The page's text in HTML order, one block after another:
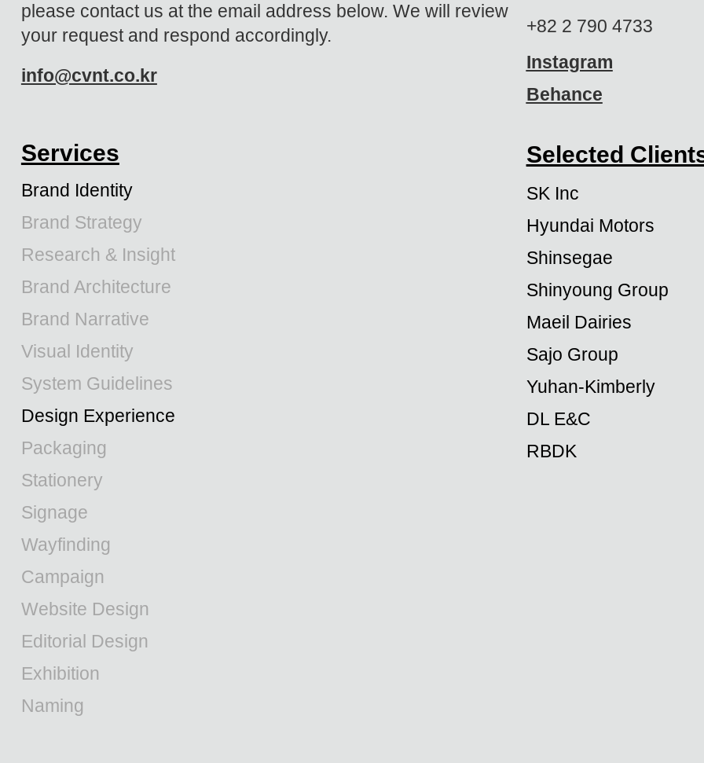
please contact us at the email address below. We will review
your request and respond accordingly.
info@cvnt.co.kr
+82 2 790 4733
Instagram
Behance
Services
Brand Identity
Brand Strategy
Research & Insight
Brand Architecture
Brand Narrative
Visual Identity
System Guidelines
Design Experience
Packaging
Stationery
Signage
Wayfinding
Campaign
Website Design
Editorial Design
Exhibition
Naming
Selected
SK Inc
Hyundai Motors
Shinsegae
Shinyoung Group
Maeil Dairies
Sajo Group
Yuhan-Kimberly
DL E&C
RBDK